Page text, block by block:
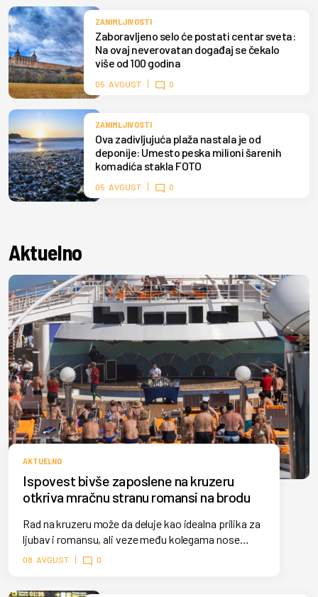
ZANIMLJIVOSTI
Zaboravljeno selo će postati centar sveta:
Na ovaj neverovatan događaj se čekalo
više od 100 godina
05. AVGUST 0
ZANIMLJIVOSTI
Ova zadivljujuća plaža nastala je od
deponije: Umesto peska milioni šarenih
komadića stakla FOTO
05. AVGUST 0
Aktuelno
AKTUELNO
Ispovest bivše zaposlene na kruzeru
otkriva mračnu stranu romansi na brodu
Rad na kruzeru može da deluje kao idealna prilika za
ljubav i romansu, ali veze među kolegama nose
veliki rizik. Lusi Sauterton otkriva zašto na brodu
nema bekstva od bivšeg partnera kada stvari krenu
08. AVGUST 0